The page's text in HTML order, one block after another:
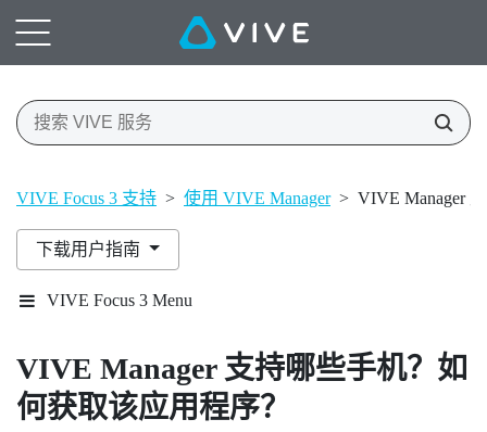
VIVE Focus 3 支持 > 使用 VIVE Manager > VIVE Manager
下载用户指南
VIVE Focus 3 Menu
VIVE Manager支持哪些手机？如
何获取该应用程序？